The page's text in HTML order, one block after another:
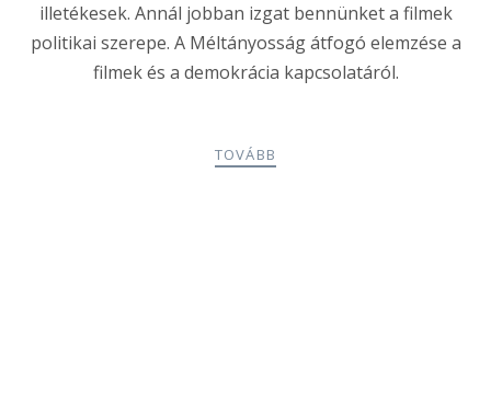
illetékesek. Annál jobban izgat bennünket a filmek
politikai szerepe. A Méltányosság átfogó elemzése a
filmek és a demokrácia kapcsolatáról.
TOVÁBB